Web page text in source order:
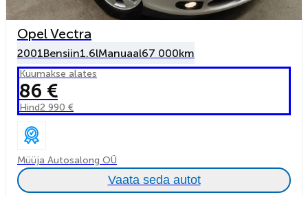
Opel Vectra
2001Bensiin1.6lManuaal67 000km
Kuumakse alates
86 €
Hind2 990 €
Müüja Autosalong OÜ
Vaata seda autot